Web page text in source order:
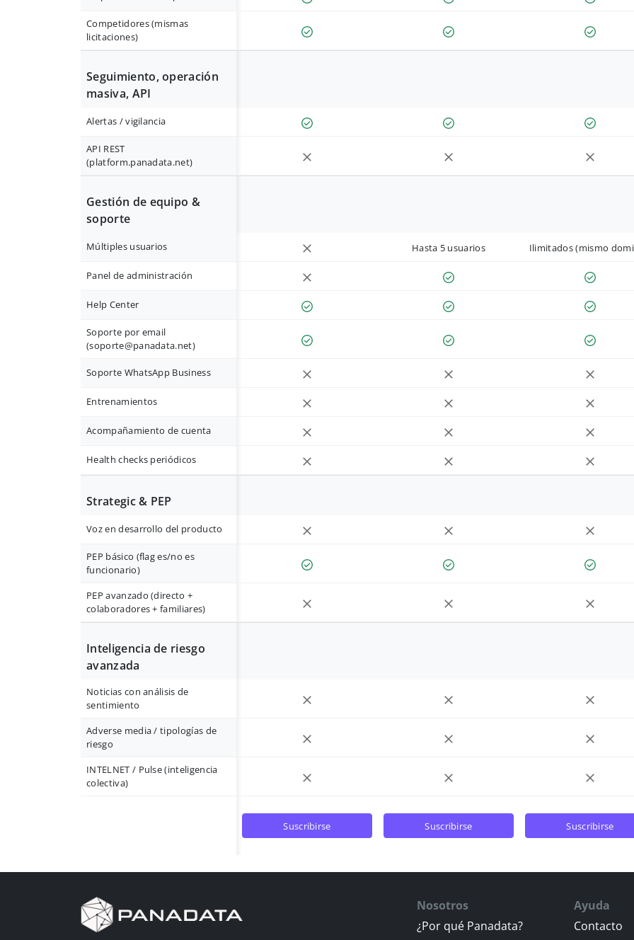
Competidores (mismas
licitaciones)
Seguimiento, operación
masiva, API
Alertas / vigilancia
API REST
(platform.panadata.net)
Gestión de equipo &
soporte
Múltiples usuarios Hasta 5 usuarios Ilimitados (mismo
Panel de administración
Help Center
Soporte por email
(soporte@panadata.net)
Soporte WhatsApp Business
Entrenamientos
Acompañamiento de cuenta
Health checks periódicos
Strategic & PEP
Voz en desarrollo del producto
PEP básico (flag es/no es
funcionario)
PEP avanzado (directo +
colaboradores + familiares)
Inteligencia de riesgo
avanzada
Noticias con análisis de
sentimiento
Adverse media / tipologías de
riesgo
INTELNET / Pulse (inteligencia
colectiva)
suscribirse suscribirse suscribirse
Nosotros
¿Por qué Panadata?
Ayuda
Contacto